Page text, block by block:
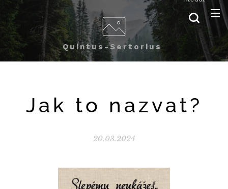
Quintus-Sertorius
Jak to nazvat?
20.03.2024